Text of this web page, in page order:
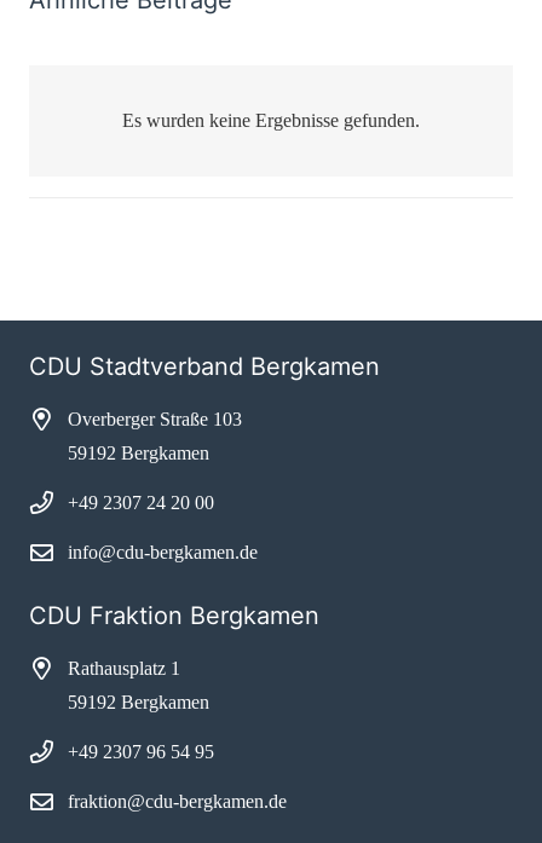
Es wurden keine Ergebnisse gefunden.
CDU Stadtverband Bergkamen
Overberger Straße 103
59192 Bergkamen
+49 2307 24 20 00
info@cdu-bergkamen.de
CDU Fraktion Bergkamen
Rathausplatz 1
59192 Bergkamen
+49 2307 96 54 95
fraktion@cdu-bergkamen.de